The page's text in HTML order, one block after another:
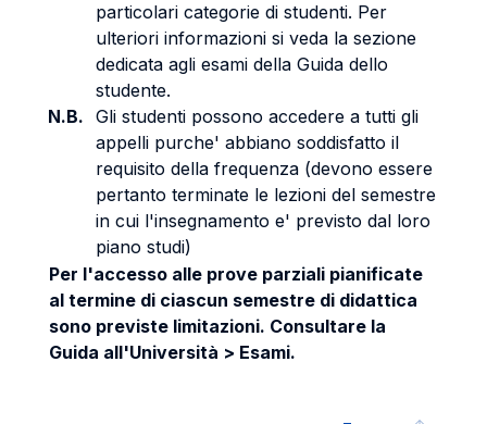
particolari categorie di studenti. Per
ulteriori informazioni si veda la sezione
dedicata agli esami della Guida dello
studente.
N.B. Gli studenti possono accedere a tutti gli
appelli purche' abbiano soddisfatto il
requisito della frequenza (devono essere
pertanto terminate le lezioni del semestre
in cui l'insegnamento e' previsto dal loro
piano studi)
Per l'accesso alle prove parziali pianificate
al termine di ciascun semestre di didattica
sono previste limitazioni. Consultare la
Guida all'Università > Esami.